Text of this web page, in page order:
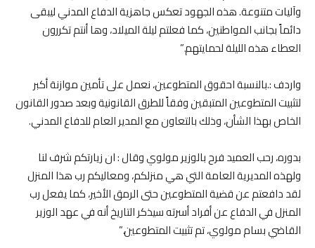
وآليات متنوعة. هذه الجهود تعكس جاهزية الدفاع المدني ليبقى
دائماً بجانب المواطنين، كما فعلتم ليلة الميلاد، وها أنتم تكررون
العطاء هذه الليلة لحمايتهم.”
واردف :.بالنسبة احقوق المتطوعين، نعمل على تأمين موازنة أكبر
لتثبيت المتطوعين المتبقين وفقاً للطرق القانونية وبعد صدور القانون
الخاص بهذا الشأن، وذلك بالتعاون مع المدير العام للدفاع المدني.
بدوره، رحب العميد فرح بالوزير مولوي وقال : ان زيارتكم شرف لنا
ولهذه المديرية العامة التي هي منزلكم، ومعاليكم رب هذا المنزل
لقد دافعتم عن قضية المتطوعين حتى الرمق الأخير، كما يفعل رب
المنزل في الدفاع عن أفراد أسرته سيذكر التاريخ أنه في عهد الوزير
القاضي بسام مولوي، تم تثبيت المتطوعين.”